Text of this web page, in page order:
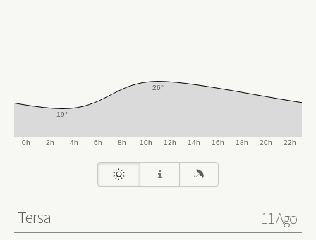
0h 2h 4h 6h 8h 10h 12h 14h 16h 18h 20h 22h
19°
26°
Tersa 11 Ago